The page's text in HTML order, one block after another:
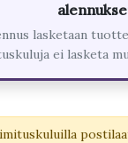
lasketaan
ei lasketa